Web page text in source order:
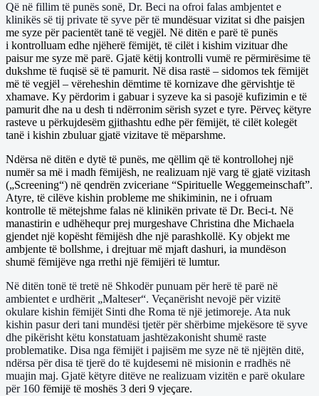
Që në fillim të punës sonë, Dr. Beci na ofroi falas ambjentet e
klinikës së tij private të syve për të mundësuar vizitat si dhe paisjen
me syze për pacientët tanë të vegjël. Në ditën e parë të punës
i kontrolluam edhe njëherë fëmijët, të cilët i kishim vizituar dhe
paisur me syze më parë. Gjatë këtij kontrolli vumë re përmirësime të
dukshme të fuqisë së të pamurit. Në disa rastë – sidomos tek fëmijët
më të vegjël – vëreheshin dëmtime të kornizave dhe gërvishtje të
xhamave. Ky përdorim i gabuar i syzeve ka si pasojë kufizimin e të
pamurit dhe na u desh ti ndërronim sërish syzet e tyre. Përveç këtyre
rasteve u përkujdesëm gjithashtu edhe për fëmijët, të cilët kolegët
tanë i kishin zbuluar gjatë vizitave të mëparshme.
Ndërsa në ditën e dytë të punës, me qëllim që të kontrollohej një
numër sa më i madh fëmijësh, ne realizuam një varg të gjatë vizitash
(„Screening“) në qendrën zviceriane “Spirituelle Weggemeinschaft”.
Atyre, të cilëve kishin probleme me shikiminin, ne i ofruam
kontrolle të mëtejshme falas në klinikën private të Dr. Beci-t. Në
manastirin e udhëhequr prej murgeshave Christina dhe Michaela
gjendet një kopësht fëmijësh dhe një parashkollë. Ky objekt me
ambjente të bollshme, i drejtuar më mjaft dashuri, ia mundëson
shumë fëmijëve nga rrethi një fëmijëri të lumtur.
Në ditën tonë të tretë në Shkodër punuam për herë të parë në
ambientet e urdhërit „Malteser“. Veçanërisht nevojë për vizitë
okulare kishin fëmijët Sinti dhe Roma të një jetimoreje. Ata nuk
kishin pasur deri tani mundësi tjetër për shërbime mjekësore të syve
dhe pikërisht këtu konstatuam jashtëzakonisht shumë raste
problematike. Disa nga fëmijët i pajisëm me syze në të njëjtën ditë,
ndërsa për disa të tjerë do të kujdesemi në misionin e rradhës në
muajin maj. Gjatë këtyre ditëve ne realizuam vizitën e parë okulare
për 160 fëmijë të moshës 3 deri 9 vjeçare.